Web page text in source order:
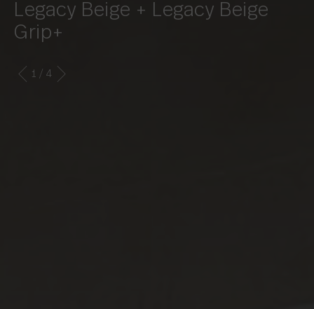
Legacy Beige + Legacy Beige
Grip+
1 / 4